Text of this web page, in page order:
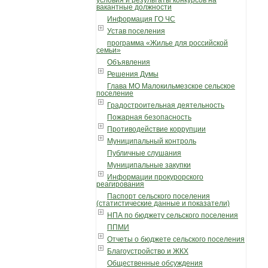
вакантные должности
Информация ГО ЧС
Устав поселения
программа «Жилье для российской
семьи»
Объявления
Решения Думы
Глава МО Малокильмезское сельское
поселение
Градостроительная деятельность
Пожарная безопасность
Противодействие коррупции
Муниципальный контроль
Публичные слушания
Муниципальные закупки
Информации прокурорского
реагирования
Паспорт сельского поселения
(статистические данные и показатели)
НПА по бюджету сельского поселения
ППМИ
Отчеты о бюджете сельского поселения
Благоустройство и ЖКХ
Общественные обсуждения